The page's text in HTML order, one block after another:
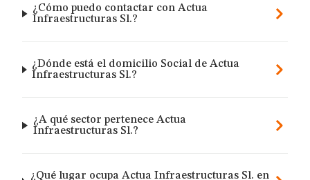
¿Cómo puedo contactar con Actua
Infraestructuras Sl.?
¿Dónde está el domicilio Social de Actua
Infraestructuras Sl.?
¿A qué sector pertenece Actua
Infraestructuras Sl.?
¿Qué lugar ocupa Actua Infraestructuras Sl. en